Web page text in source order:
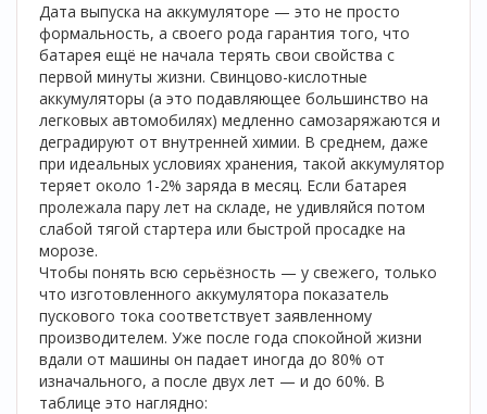
Дата выпуска на аккумуляторе — это не просто
формальность, а своего рода гарантия того, что
батарея ещё не начала терять свои свойства с
первой минуты жизни. Свинцово-кислотные
аккумуляторы (а это подавляющее большинство на
легковых автомобилях) медленно самозаряжаются и
деградируют от внутренней химии. В среднем, даже
при идеальных условиях хранения, такой аккумулятор
теряет около 1-2% заряда в месяц. Если батарея
пролежала пару лет на складе, не удивляйся потом
слабой тягой стартера или быстрой просадке на
морозе.
Чтобы понять всю серьёзность — у свежего, только
что изготовленного аккумулятора показатель
пускового тока соответствует заявленному
производителем. Уже после года спокойной жизни
вдали от машины он падает иногда до 80% от
изначального, а после двух лет — и до 60%. В
таблице это наглядно: